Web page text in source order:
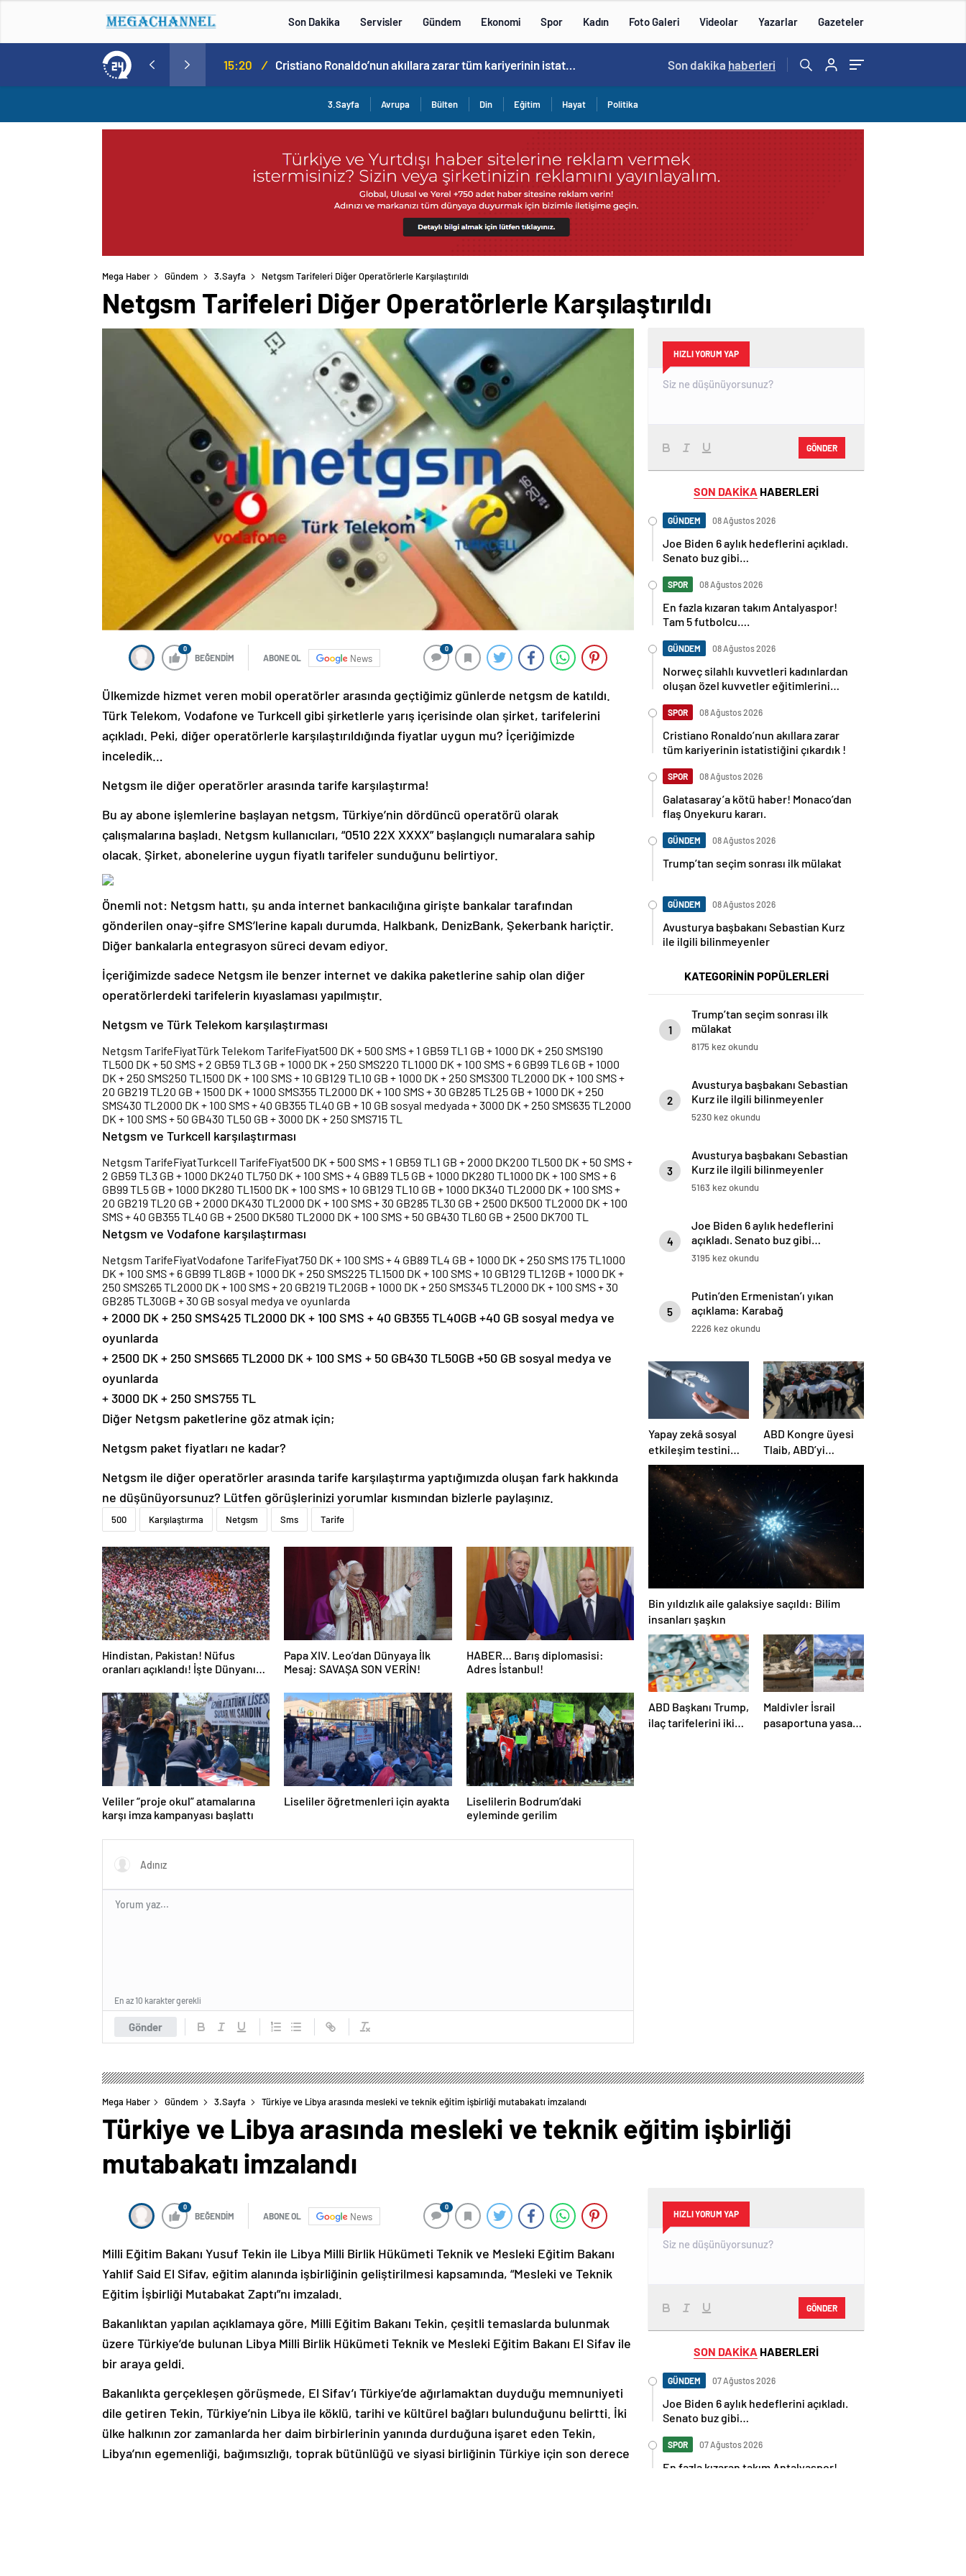
Son Dakika Servisler Gündem Ekonomi Spor Kadın Foto Galeri Videolar Yazarlar Gazeteler
Norweç silahlı kuvvetleri kadınlardan oluşan özel kuvvetler eğitimlerini başlattı. 15:20 / Cristiano Ronaldo’nun akıllara zarar tüm kariyerinin istatistiğini çıkardık ! 14:57 /
Son dakika haberleri
3.Sayfa Avrupa Bülten Din Eğitim Hayat Politika
Mega Haber Gündem 3.Sayfa Netgsm Tarifeleri Diğer Operatörlerle Karşılaştırıldı
Netgsm Tarifeleri Diğer Operatörlerle Karşılaştırıldı
0
BEĞENDİM ABONE OL News
0
Ülkemizde hizmet veren mobil operatörler arasında geçtiğimiz günlerde netgsm de katıldı.
Türk Telekom, Vodafone ve Turkcell gibi şirketlerle yarış içerisinde olan şirket, tarifelerini
açıkladı. Peki, diğer operatörlerle karşılaştırıldığında fiyatlar uygun mu? İçeriğimizde
inceledik…
Netgsm ile diğer operatörler arasında tarife karşılaştırma!
Bu ay abone işlemlerine başlayan netgsm, Türkiye’nin dördüncü operatörü olarak
çalışmalarına başladı. Netgsm kullanıcıları, “0510 22X XXXX” başlangıçlı numaralara sahip
olacak. Şirket, abonelerine uygun fiyatlı tarifeler sunduğunu belirtiyor.
Önemli not: Netgsm hattı, şu anda internet bankacılığına girişte bankalar tarafından
gönderilen onay-şifre SMS’lerine kapalı durumda. Halkbank, DenizBank, Şekerbank hariçtir.
Diğer bankalarla entegrasyon süreci devam ediyor.
İçeriğimizde sadece Netgsm ile benzer internet ve dakika paketlerine sahip olan diğer
operatörlerdeki tarifelerin kıyaslaması yapılmıştır.
Netgsm ve Türk Telekom karşılaştırması
Netgsm TarifeFiyatTürk Telekom TarifeFiyat500 DK + 500 SMS + 1 GB59 TL1 GB + 1000 DK + 250 SMS190
TL500 DK + 50 SMS + 2 GB59 TL3 GB + 1000 DK + 250 SMS220 TL1000 DK + 100 SMS + 6 GB99 TL6 GB + 1000
DK + 250 SMS250 TL1500 DK + 100 SMS + 10 GB129 TL10 GB + 1000 DK + 250 SMS300 TL2000 DK + 100 SMS +
20 GB219 TL20 GB + 1500 DK + 1000 SMS355 TL2000 DK + 100 SMS + 30 GB285 TL25 GB + 1000 DK + 250
SMS430 TL2000 DK + 100 SMS + 40 GB355 TL40 GB + 10 GB sosyal medyada + 3000 DK + 250 SMS635 TL2000
DK + 100 SMS + 50 GB430 TL50 GB + 3000 DK + 250 SMS715 TL
Netgsm ve Turkcell karşılaştırması
Netgsm TarifeFiyatTurkcell TarifeFiyat500 DK + 500 SMS + 1 GB59 TL1 GB + 2000 DK200 TL500 DK + 50 SMS +
2 GB59 TL3 GB + 1000 DK240 TL750 DK + 100 SMS + 4 GB89 TL5 GB + 1000 DK280 TL1000 DK + 100 SMS + 6
GB99 TL5 GB + 1000 DK280 TL1500 DK + 100 SMS + 10 GB129 TL10 GB + 1000 DK340 TL2000 DK + 100 SMS +
20 GB219 TL20 GB + 2000 DK430 TL2000 DK + 100 SMS + 30 GB285 TL30 GB + 2500 DK500 TL2000 DK + 100
SMS + 40 GB355 TL40 GB + 2500 DK580 TL2000 DK + 100 SMS + 50 GB430 TL60 GB + 2500 DK700 TL
Netgsm ve Vodafone karşılaştırması
Netgsm TarifeFiyatVodafone TarifeFiyat750 DK + 100 SMS + 4 GB89 TL4 GB + 1000 DK + 250 SMS 175 TL1000
DK + 100 SMS + 6 GB99 TL8GB + 1000 DK + 250 SMS225 TL1500 DK + 100 SMS + 10 GB129 TL12GB + 1000 DK +
250 SMS265 TL2000 DK + 100 SMS + 20 GB219 TL20GB + 1000 DK + 250 SMS345 TL2000 DK + 100 SMS + 30
GB285 TL30GB + 30 GB sosyal medya ve oyunlarda
+ 2000 DK + 250 SMS425 TL2000 DK + 100 SMS + 40 GB355 TL40GB +40 GB sosyal medya ve
oyunlarda
+ 2500 DK + 250 SMS665 TL2000 DK + 100 SMS + 50 GB430 TL50GB +50 GB sosyal medya ve
oyunlarda
+ 3000 DK + 250 SMS755 TL
Diğer Netgsm paketlerine göz atmak için;
Netgsm paket fiyatları ne kadar?
Netgsm ile diğer operatörler arasında tarife karşılaştırma yaptığımızda oluşan fark hakkında
ne düşünüyorsunuz? Lütfen görüşlerinizi yorumlar kısmından bizlerle paylaşınız.
500 Karşılaştırma Netgsm Sms Tarife
Hindistan, Pakistan! Nüfus
oranları açıklandı! İşte Dünyanın
haritası ülkeler!
Papa XIV. Leo’dan Dünyaya İlk
Mesaj: SAVAŞA SON VERİN!
HABER… Barış diplomasisi:
Adres İstanbul!
Veliler “proje okul” atamalarına
karşı imza kampanyası başlattı
Liseliler öğretmenleri için ayakta
Liselilerin Bodrum’daki
eyleminde gerilim
Gönder
En az 10 karakter gerekli
HIZLI YORUM YAP
GÖNDER
SON DAKİKA HABERLERİ
GÜNDEM 08 Ağustos 2026
Joe Biden 6 aylık hedeflerini açıkladı.
Senato buz gibi…
SPOR 08 Ağustos 2026
En fazla kızaran takım Antalyaspor!
Tam 5 futbolcu….
GÜNDEM 08 Ağustos 2026
Norweç silahlı kuvvetleri kadınlardan
oluşan özel kuvvetler eğitimlerini
SPOR 08 Ağustos 2026
Cristiano Ronaldo’nun akıllara zarar
tüm kariyerinin istatistiğini çıkardık !
SPOR 08 Ağustos 2026
Galatasaray’a kötü haber! Monaco’dan
flaş Onyekuru kararı.
GÜNDEM 08 Ağustos 2026
Trump’tan seçim sonrası ilk mülakat
GÜNDEM 08 Ağustos 2026
Avusturya başbakanı Sebastian Kurz
ile ilgili bilinmeyenler
KATEGORİNİN POPÜLERLERİ
1
Trump’tan seçim sonrası ilk
mülakat
8175 kez okundu
2
Avusturya başbakanı Sebastian
Kurz ile ilgili bilinmeyenler
5230 kez okundu
3
Avusturya başbakanı Sebastian
Kurz ile ilgili bilinmeyenler
5163 kez okundu
4
Joe Biden 6 aylık hedeflerini
açıkladı. Senato buz gibi…
3195 kez okundu
5
Putin’den Ermenistan’ı yıkan
açıklama: Karabağ
Azerbaycan’ın ayrılmaz bir
2226 kez okundu
Yapay zekâ sosyal
etkileşim testini
geçemedi
ABD Kongre üyesi
Tlaib, ABD’yi
Filistin’deki
“soykırımda suç
ortağı” olmakla
itham etti
Bin yıldızlık aile galaksiye saçıldı: Bilim
insanları şaşkın
ABD Başkanı Trump,
ilaç tarifelerini iki
Maldivler İsrail
pasaportuna yasak
Mega Haber Gündem 3.Sayfa Türkiye ve Libya arasında mesleki ve teknik eğitim işbirliği mutabakatı imzalandı
Türkiye ve Libya arasında mesleki ve teknik eğitim işbirliği
mutabakatı imzalandı
0
BEĞENDİM ABONE OL News
0
Milli Eğitim Bakanı Yusuf Tekin ile Libya Milli Birlik Hükümeti Teknik ve Mesleki Eğitim Bakanı
Yahlif Said El Sifav, eğitim alanında işbirliğinin geliştirilmesi kapsamında, “Mesleki ve Teknik
Eğitim İşbirliği Mutabakat Zaptı”nı imzaladı.
Bakanlıktan yapılan açıklamaya göre, Milli Eğitim Bakanı Tekin, çeşitli temaslarda bulunmak
üzere Türkiye’de bulunan Libya Milli Birlik Hükümeti Teknik ve Mesleki Eğitim Bakanı El Sifav ile
bir araya geldi.
Bakanlıkta gerçekleşen görüşmede, El Sifav’ı Türkiye’de ağırlamaktan duyduğu memnuniyeti
dile getiren Tekin, Türkiye’nin Libya ile köklü, tarihi ve kültürel bağları bulunduğunu belirtti. İki
ülke halkının zor zamanlarda her daim birbirlerinin yanında durduğuna işaret eden Tekin,
Libya’nın egemenliği, bağımsızlığı, toprak bütünlüğü ve siyasi birliğinin Türkiye için son derece
HIZLI YORUM YAP
GÖNDER
SON DAKİKA HABERLERİ
GÜNDEM 07 Ağustos 2026
Joe Biden 6 aylık hedeflerini açıkladı.
Senato buz gibi…
SPOR 07 Ağustos 2026
En fazla kızaran takım Antalyaspor!